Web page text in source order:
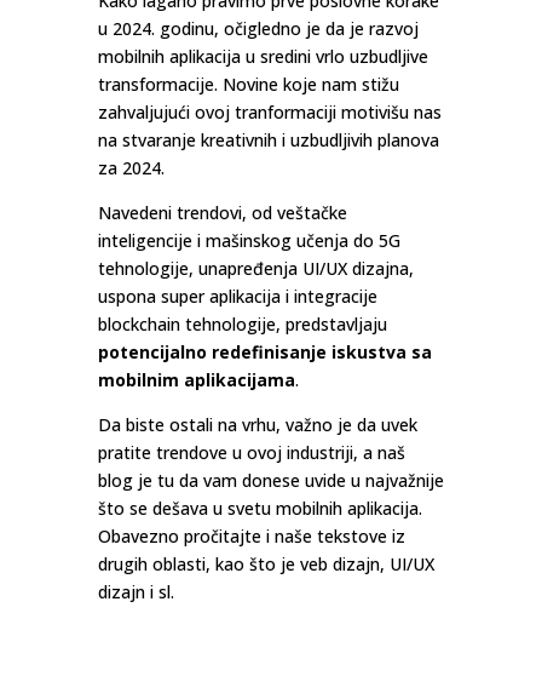
u 2024. godinu, očigledno je da je razvoj
mobilnih aplikacija u sredini vrlo uzbudljive
transformacije. Novine koje nam stižu
zahvaljujući ovoj tranformaciji motivišu nas
na stvaranje kreativnih i uzbudljivih planova
za 2024.
Navedeni trendovi, od veštačke
inteligencije i mašinskog učenja do 5G
tehnologije, unapređenja UI/UX dizajna,
uspona super aplikacija i integracije
blockchain tehnologije, predstavljaju
potencijalno redefinisanje iskustva sa
mobilnim aplikacijama.
Da biste ostali na vrhu, važno je da uvek
pratite trendove u ovoj industriji, a naš
blog je tu da vam donese uvide u najvažnije
što se dešava u svetu mobilnih aplikacija.
Obavezno pročitajte i naše tekstove iz
drugih oblasti, kao što je veb dizajn, UI/UX
dizajn i sl.